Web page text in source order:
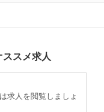
スメ求人
求人を閲覧しましょ